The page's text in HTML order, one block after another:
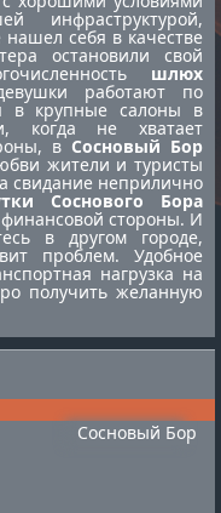
Сосновый Бор
инфраструктурой,
нашел себя в качестве
шлюх
работают по
в крупные салоны в
когда не хватает
в Сосновый Бор
жители и туристы
свидание неприлично
Соснового Бора
стороны. И
в другом городе,
проблем. Удобное
нагрузка на
получить желанную